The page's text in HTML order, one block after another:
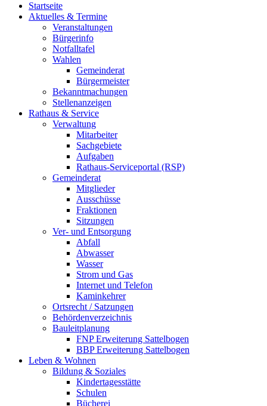
Startseite
Aktuelles & Termine
Veranstaltungen
Bürgerinfo
Notfalltafel
Wahlen
Gemeinderat
Bürgermeister
Bekanntmachungen
Stellenanzeigen
Rathaus & Service
Verwaltung
Mitarbeiter
Sachgebiete
Aufgaben
Rathaus-Serviceportal (RSP)
Gemeinderat
Mitglieder
Ausschüsse
Fraktionen
Sitzungen
Ver- und Entsorgung
Abfall
Abwasser
Wasser
Strom und Gas
Internet und Telefon
Kaminkehrer
Ortsrecht / Satzungen
Behördenverzeichnis
Bauleitplanung
FNP Erweiterung Sattelbogen
BBP Erweiterung Sattelbogen
Leben & Wohnen
Bildung & Soziales
Kindertagesstätte
Schulen
Bücherei